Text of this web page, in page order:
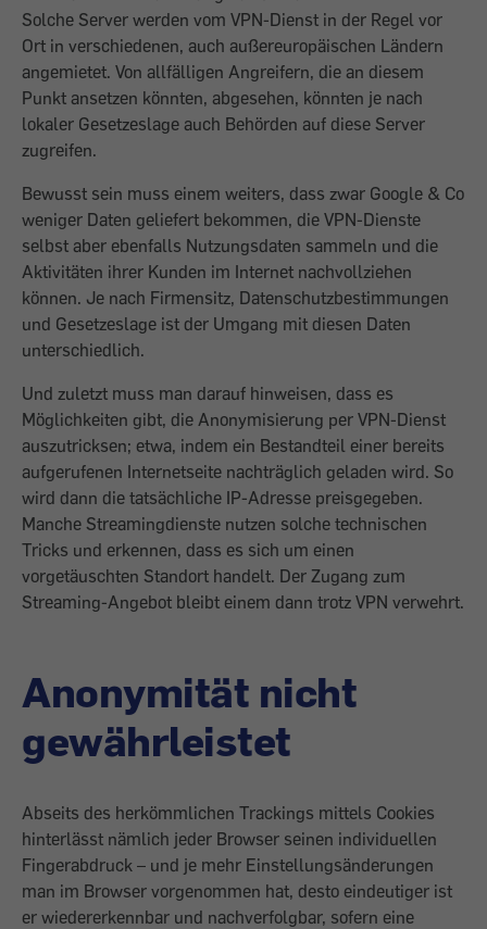
Solche ­Server werden vom VPN-Dienst in der ­Regel vor
Ort in verschiedenen, auch außereuropäischen Ländern
angemietet. Von allfälligen Angreifern, die an diesem
Punkt ansetzen könnten, abgesehen, könnten je nach
lokaler Gesetzeslage auch Behörden auf diese Server
zugreifen.
Bewusst sein muss einem weiters, dass zwar Google & Co
weniger Daten geliefert bekommen, die VPN-Dienste
selbst aber ebenfalls Nutzungsdaten sammeln und die
Aktivitäten ihrer Kunden im Internet nachvollziehen
können. Je nach Firmensitz, Datenschutzbestimmungen
und Gesetzeslage ist der Umgang mit diesen Daten
unterschiedlich.
Und zuletzt muss man darauf hinweisen, dass es
Möglichkeiten gibt, die Anonymisierung per VPN-Dienst
auszutricksen; ­etwa, indem ein Bestandteil einer bereits
aufgerufenen Internetseite nachträglich geladen wird. So
wird dann die tatsächliche IP-Adresse preisgegeben.
Manche Streamingdienste nutzen solche technischen
Tricks und erkennen, dass es sich um einen
vorgetäuschten Standort handelt. Der ­Zugang zum
Streaming-Angebot bleibt ­einem dann trotz VPN verwehrt.
Anonymität nicht
gewährleistet
Abseits des herkömm­lichen Trackings mittels Cookies
hinterlässt nämlich jeder Browser seinen individuellen
Fingerabdruck – und je mehr Einstellungsänderungen
man im Browser vorgenommen hat, desto eindeutiger ist
er wieder­erkennbar und nachverfolgbar, sofern eine